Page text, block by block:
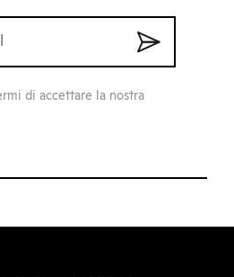
di accettare la nostra